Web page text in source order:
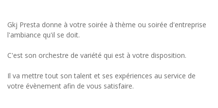
Gkj Presta donne à votre soirée à thème ou soirée d'entreprise
l'ambiance qu'il se doit.
C'est son orchestre de variété qui est à votre disposition.
Il va mettre tout son talent et ses expériences au service de
votre évènement afin de vous satisfaire.